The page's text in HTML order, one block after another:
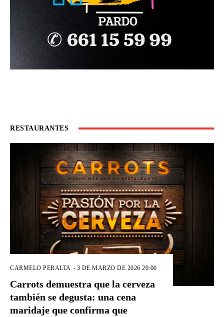
RESTAURANTES
CARMELO PERALTA - 3 DE MARZO DE 2026 20:00
Carrots demuestra que la cerveza
también se degusta: una cena
maridaje que confirma que